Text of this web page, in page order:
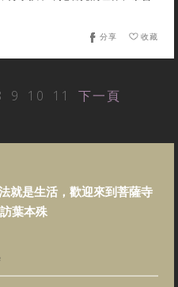
收藏
分享
9 10 11 下一頁
就是生活，歡迎來到菩薩寺
葉本殊